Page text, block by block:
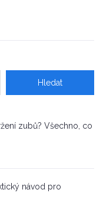
zubů? Všechno, co
návod pro